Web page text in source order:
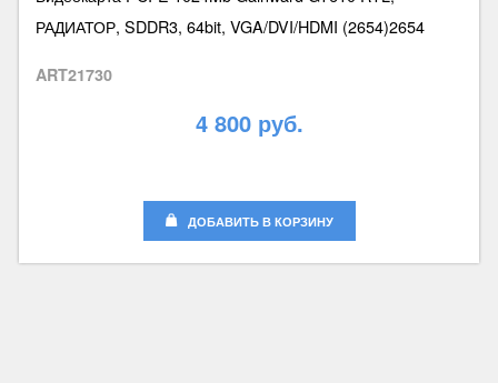
РАДИАТОР, SDDR3, 64bit, VGA/DVI/HDMI (2654)2654
ART21730
4 800 руб.
ДОБАВИТЬ В КОРЗИНУ